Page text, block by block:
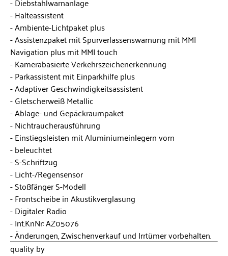
Halteassistent
Ambiente-Lichtpaket plus
Assistenzpaket mit Spurverlassenswarnung mit MMI
Navigation plus mit MMI touch
Kamerabasierte Verkehrszeichenerkennung
Parkassistent mit Einparkhilfe plus
Adaptiver Geschwindigkeitsassistent
Gletscherweiß Metallic
Ablage- und Gepäckraumpaket
Nichtraucherausführung
Einstiegsleisten mit Aluminiumeinlegern vorn
beleuchtet
S-Schriftzug
Licht-/Regensensor
Stoßfänger S-Modell
Frontscheibe in Akustikverglasung
Digitaler Radio
Int.KnNr: AZ05076
Änderungen, Zwischenverkauf und Irrtümer vorbehalten.
quality by